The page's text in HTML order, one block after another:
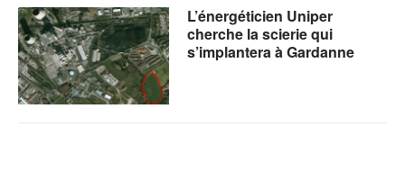
L’énergéticien Uniper
cherche la scierie qui
s’implantera à Gardanne